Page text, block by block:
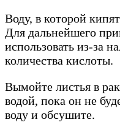
Воду, в которой
Для дальнейшего
использовать из-за
количества кислоты.
Вымойте листья в
водой, пока он не
воду и обсушите.